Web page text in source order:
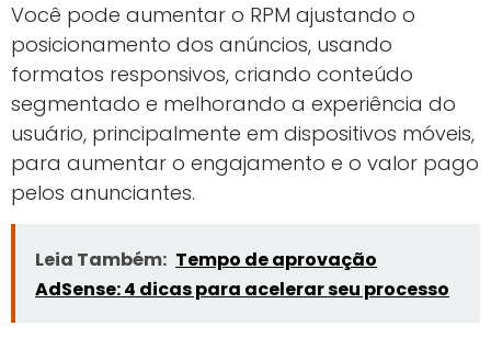
Você pode aumentar o RPM ajustando o
posicionamento dos anúncios, usando
formatos responsivos, criando conteúdo
segmentado e melhorando a experiência do
usuário, principalmente em dispositivos móveis,
para aumentar o engajamento e o valor pago
pelos anunciantes.
Leia Também: Tempo de aprovação
AdSense: 4 dicas para acelerar seu processo